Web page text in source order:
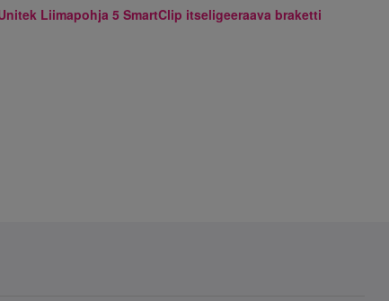
Liimapohja 5 SmartClip itseligeeraava braketti